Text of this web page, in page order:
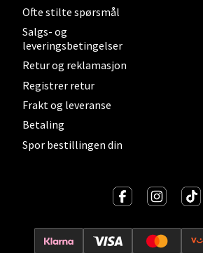
Ofte stilte spørsmål
Salgs- og
leveringsbetingelser
Retur og reklamasjon
Registrer retur
Frakt og leveranse
Betaling
Spor bestillingen din
0 i butikk
Oslo - Thon Senter Storo
Vitaminveien 7 - 9, 0485 Oslo